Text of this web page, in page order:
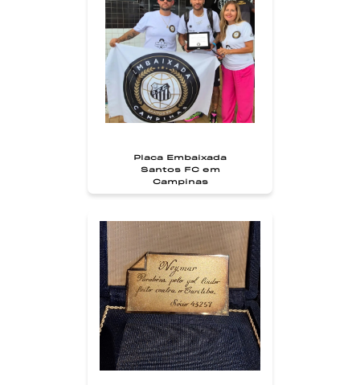
Placa Embaixada
Santos FC em
Campinas